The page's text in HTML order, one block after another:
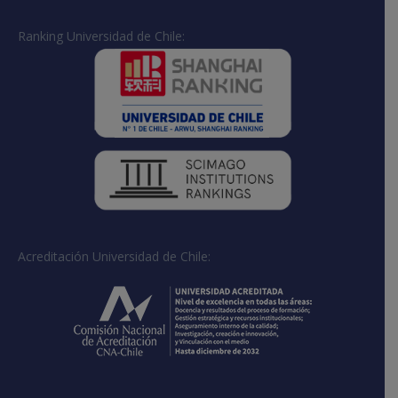
Ranking Universidad de Chile:
Acreditación Universidad de Chile: